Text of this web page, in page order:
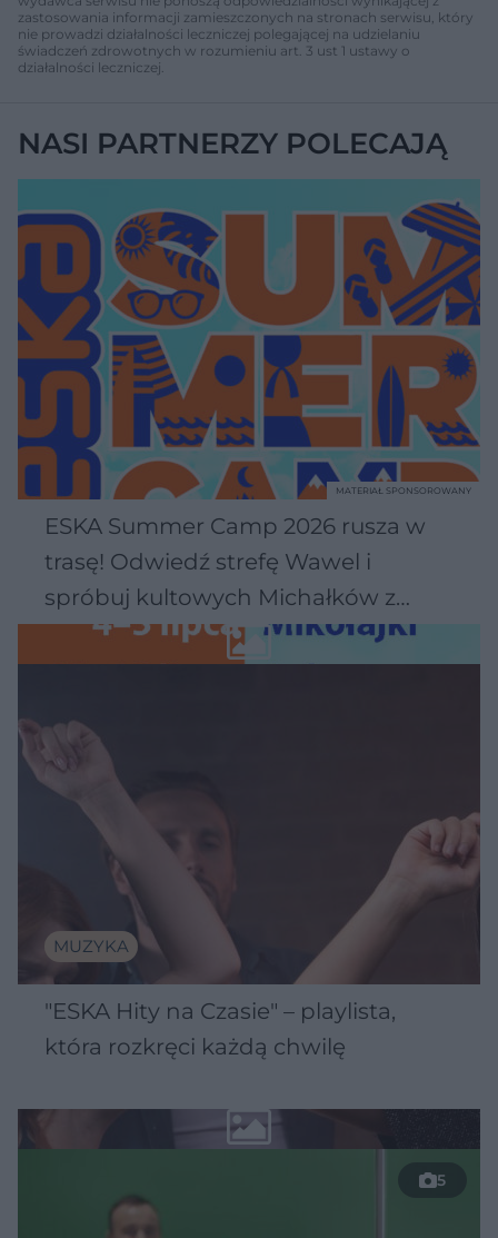
zastosowania informacji zamieszczonych na stronach serwisu, który
nie prowadzi działalności leczniczej polegającej na udzielaniu
świadczeń zdrowotnych w rozumieniu art. 3 ust 1 ustawy o
działalności leczniczej.
NASI PARTNERZY POLECAJĄ
ESKA Summer Camp 2026 rusza w
trasę! Odwiedź strefę Wawel i
spróbuj kultowych Michałków z
Wawelu
MATERIAŁ SPONSOROWANY
MUZYKA
"ESKA Hity na Czasie" – playlista,
która rozkręci każdą chwilę
5